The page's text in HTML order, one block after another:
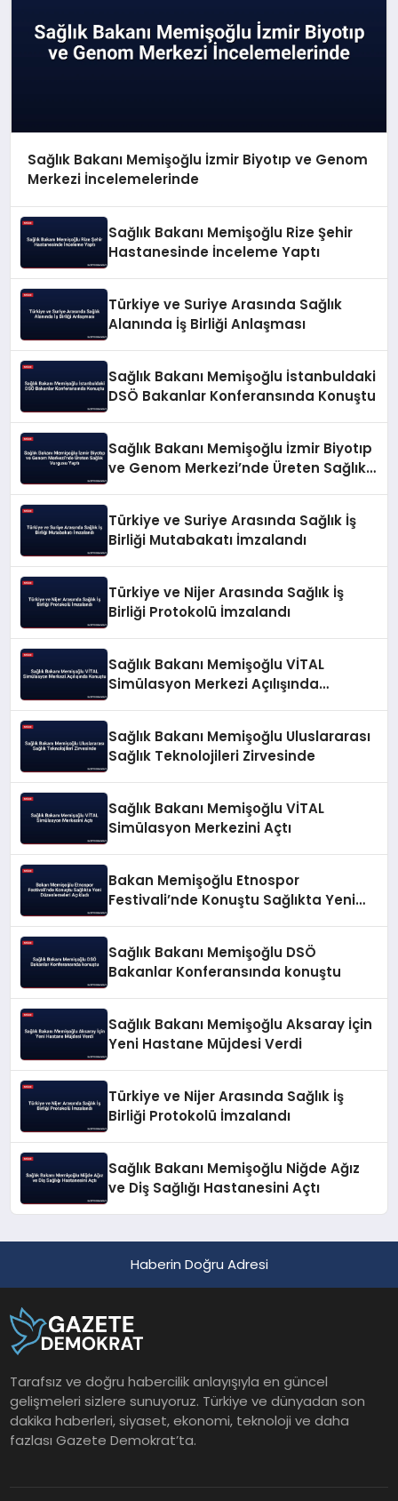
Sağlık Bakanı Memişoğlu İzmir Biyotıp ve Genom
Merkezi İncelemelerinde
Sağlık Bakanı Memişoğlu Rize Şehir
Hastanesinde İnceleme Yaptı
Türkiye ve Suriye Arasında Sağlık
Alanında İş Birliği Anlaşması
Sağlık Bakanı Memişoğlu İstanbuldaki
DSÖ Bakanlar Konferansında Konuştu
Sağlık Bakanı Memişoğlu İzmir Biyotıp
ve Genom Merkezi’nde Üreten Sağlık
Türkiye ve Suriye Arasında Sağlık İş
Birliği Mutabakatı İmzalandı
Türkiye ve Nijer Arasında Sağlık İş
Birliği Protokolü İmzalandı
Sağlık Bakanı Memişoğlu VİTAL
Simülasyon Merkezi Açılışında
Sağlık Bakanı Memişoğlu Uluslararası
Sağlık Teknolojileri Zirvesinde
Sağlık Bakanı Memişoğlu VİTAL
Simülasyon Merkezini Açtı
Bakan Memişoğlu Etnospor
Festivali’nde Konuştu Sağlıkta Yeni
Sağlık Bakanı Memişoğlu DSÖ
Bakanlar Konferansında konuştu
Sağlık Bakanı Memişoğlu Aksaray İçin
Yeni Hastane Müjdesi Verdi
Türkiye ve Nijer Arasında Sağlık İş
Birliği Protokolü İmzalandı
Sağlık Bakanı Memişoğlu Niğde Ağız
ve Diş Sağlığı Hastanesini Açtı
Haberin Doğru Adresi
Tarafsız ve doğru habercilik anlayışıyla en güncel
gelişmeleri sizlere sunuyoruz. Türkiye ve dünyadan son
dakika haberleri, siyaset, ekonomi, teknoloji ve daha
fazlası Gazete Demokrat’ta.